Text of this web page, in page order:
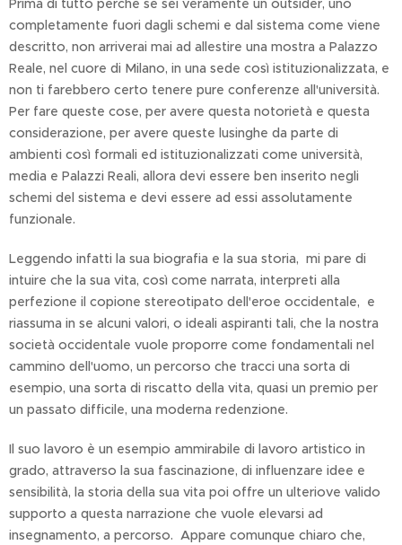
Prima di tutto perchè se sei veramente un outsider, uno
completamente fuori dagli schemi e dal sistema come viene
descritto, non arriverai mai ad allestire una mostra a Palazzo
Reale, nel cuore di Milano, in una sede così istituzionalizzata, e
non ti farebbero certo tenere pure conferenze all'università.
Per fare queste cose, per avere questa notorietà e questa
considerazione, per avere queste lusinghe da parte di
ambienti così formali ed istituzionalizzati come università,
media e Palazzi Reali, allora devi essere ben inserito negli
schemi del sistema e devi essere ad essi assolutamente
funzionale.
Leggendo infatti la sua biografia e la sua storia, mi pare di
intuire che la sua vita, così come narrata, interpreti alla
perfezione il copione stereotipato dell'eroe occidentale, e
riassuma in se alcuni valori, o ideali aspiranti tali, che la nostra
società occidentale vuole proporre come fondamentali nel
cammino dell'uomo, un percorso che tracci una sorta di
esempio, una sorta di riscatto della vita, quasi un premio per
un passato difficile, una moderna redenzione.
Il suo lavoro è un esempio ammirabile di lavoro artistico in
grado, attraverso la sua fascinazione, di influenzare idee e
sensibilità, la storia della sua vita poi offre un ulteriove valido
supporto a questa narrazione che vuole elevarsi ad
insegnamento, a percorso. Appare comunque chiaro che,